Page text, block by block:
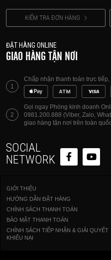
KIỂM TRA ĐƠN HÀNG
ĐẶT HÀNG ONLINE
GIAO HÀNG TẬN NƠI
1
Chấp nhận thanh toán trực
2
Gọi ngay Phòng kinh doanh
0981.200.888 (Viber, Zalo,
giao hàng tận nơi trên toàn
SOCIAL
NETWORK
GIỚI THIỆU
HƯỚNG DẪN ĐẶT HÀNG
CHÍNH SÁCH THANH TOÁN
BẢO MẬT THANH TOÁN
CHÍNH SÁCH TIẾP NHẬN & GIẢI QUYẾT
KHIẾU NẠI